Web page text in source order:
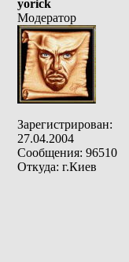
yorick
Модератор
Зарегистрирован:
27.04.2004
Сообщения: 96510
Откуда: г.Киев